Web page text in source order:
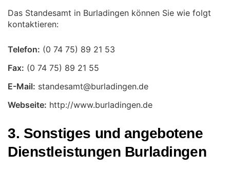
Das Standesamt in Burladingen können Sie wie folgt
kontaktieren:
Telefon:
Fax:
E-Mail:
Webseite: http://www.burladingen.de
3. Sonstiges und angebotene
Dienstleistungen Burladingen